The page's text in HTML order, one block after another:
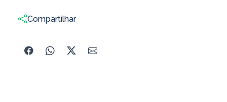
Compartilhar